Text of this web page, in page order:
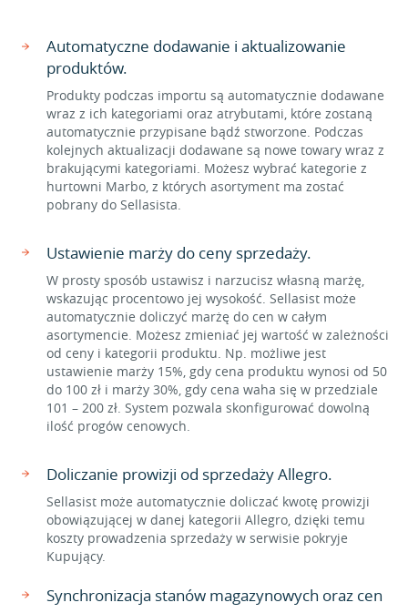
Automatyczne dodawanie i aktualizowanie
produktów.
Produkty podczas importu są automatycznie dodawane
wraz z ich kategoriami oraz atrybutami, które zostaną
automatycznie przypisane bądź stworzone. Podczas
kolejnych aktualizacji dodawane są nowe towary wraz z
brakującymi kategoriami. Możesz wybrać kategorie z
hurtowni Marbo, z których asortyment ma zostać
pobrany do Sellasista.
Ustawienie marży do ceny sprzedaży.
W prosty sposób ustawisz i narzucisz własną marżę,
wskazując procentowo jej wysokość. Sellasist może
automatycznie doliczyć marżę do cen w całym
asortymencie. Możesz zmieniać jej wartość w zależności
od ceny i kategorii produktu. Np. możliwe jest
ustawienie marży 15%, gdy cena produktu wynosi od 50
do 100 zł i marży 30%, gdy cena waha się w przedziale
101 – 200 zł. System pozwala skonfigurować dowolną
ilość progów cenowych.
Doliczanie prowizji od sprzedaży Allegro.
Sellasist może automatycznie doliczać kwotę prowizji
obowiązującej w danej kategorii Allegro, dzięki temu
koszty prowadzenia sprzedaży w serwisie pokryje
Kupujący.
Synchronizacja stanów magazynowych oraz cen